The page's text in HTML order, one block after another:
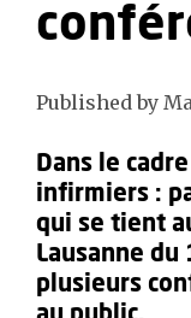
Published by
Dans le
infirmiers :
qui se tient
Lausanne
plusieurs